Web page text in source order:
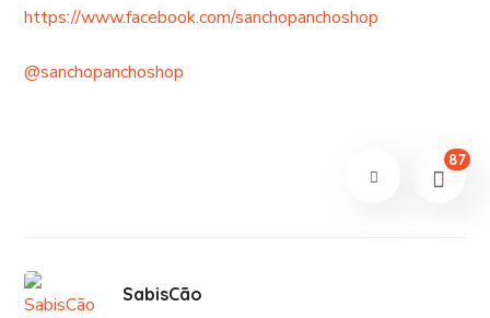
https://www.facebook.com/sanchopanchoshop
@sanchopanchoshop
87
SabisCão